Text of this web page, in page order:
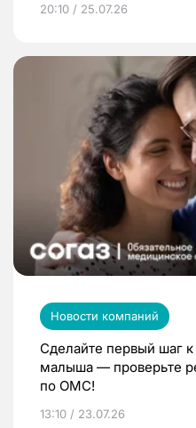
20:10 / 25.07.26
Новости компаний
Сделайте первый шаг
малыша — проверьте
по ОМС!
13:10 / 23.07.26